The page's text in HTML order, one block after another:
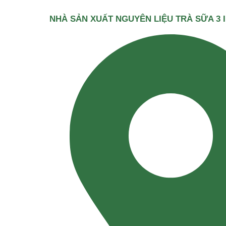
NHÀ SẢN XUẤT NGUYÊN LIỆU TRÀ SỮA 3